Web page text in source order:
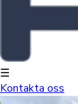
☰
Kontakta oss